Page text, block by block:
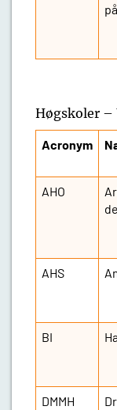
Høgskoler –
Acronym
AHO
AHS
BI
DMMH